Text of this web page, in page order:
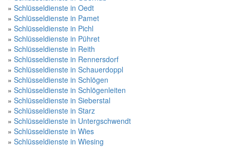
» Schlüsseldienste in Oedt
» Schlüsseldienste in Pamet
» Schlüsseldienste in Pichl
» Schlüsseldienste in Pühret
» Schlüsseldienste in Reith
» Schlüsseldienste in Rennersdorf
» Schlüsseldienste in Schauerdoppl
» Schlüsseldienste in Schlögen
» Schlüsseldienste in Schlögenleiten
» Schlüsseldienste in Sieberstal
» Schlüsseldienste in Starz
» Schlüsseldienste in Untergschwendt
» Schlüsseldienste in Wies
» Schlüsseldienste in Wiesing